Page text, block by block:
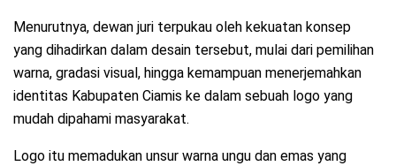
Menurutnya, dewan juri terpukau oleh kekuatan konsep
yang dihadirkan dalam desain tersebut, mulai dari pemilihan
warna, gradasi visual, hingga kemampuan menerjemahkan
identitas Kabupaten Ciamis ke dalam sebuah logo yang
mudah dipahami masyarakat.
Logo itu memadukan unsur warna ungu dan emas yang